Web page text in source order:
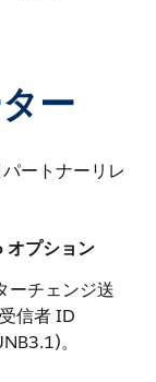
ー
ートナーリレ
プション
ーチェンジ送
信者 ID
。